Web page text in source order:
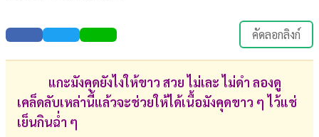
คัดลอกลิงก์
แกะมังคุดยังไงให้ขาว สวย ไม่เละ ไม่ดำ ลองดู
เคล็ดลับเหล่านี้แล้วจะช่วยให้ได้เนื้อมังคุดขาว ๆ ไว้แช่
เย็นกินฉ่ำ ๆ
บันเทิง
ตรวจ
ผล
บอล